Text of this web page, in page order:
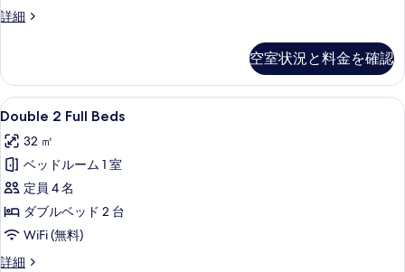
べ
写
真
を
表
示
す
る
詳細
1
Queen
の
詳
空室状況と料金を確認
Double
2
Full
Beds
の
す
べ
て
Double 2 Full Beds | エジプト綿のシ
5
Double 2 Full Beds
32 ㎡
ベッドルーム 1 室
定員 4 名
ダブルベッド 2 台
WiFi (無料)
詳細
Double